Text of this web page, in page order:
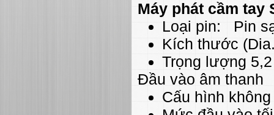
Máy phát cầm tay
Loại pin: Pin
Kích thước
Trọng lượng
Đầu vào âm thanh
Cấu hình